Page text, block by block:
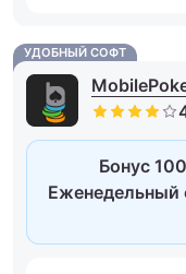
УДОБНЫЙ СОФТ
Бонус
Еженедельный